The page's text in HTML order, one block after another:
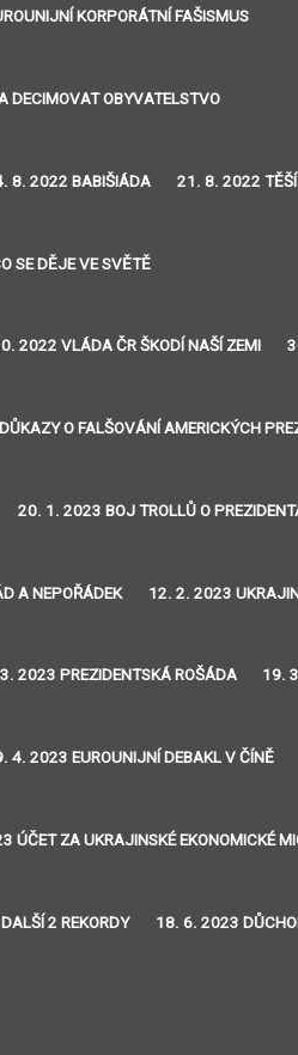
KORPORÁTNÍ FAŠISMUS
DECIMOVAT OBYVATELSTVO
8. 2022 BABIŠIÁDA 21. 8. 2022
SE DĚJE VE SVĚTĚ
2022 VLÁDA ČR ŠKODÍ NAŠÍ ZEMI
O FALŠOVÁNÍ AMERICKÝCH
20. 1. 2023 BOJ TROLLŮ O
A NEPOŘÁDEK 12. 2. 2023
2023 PREZIDENTSKÁ ROŠÁDA 19.
4. 2023 EUROUNIJNÍ DEBAKL V ČÍNĚ
ÚČET ZA UKRAJINSKÉ EKONOMICKÉ
2 REKORDY 18. 6. 2023